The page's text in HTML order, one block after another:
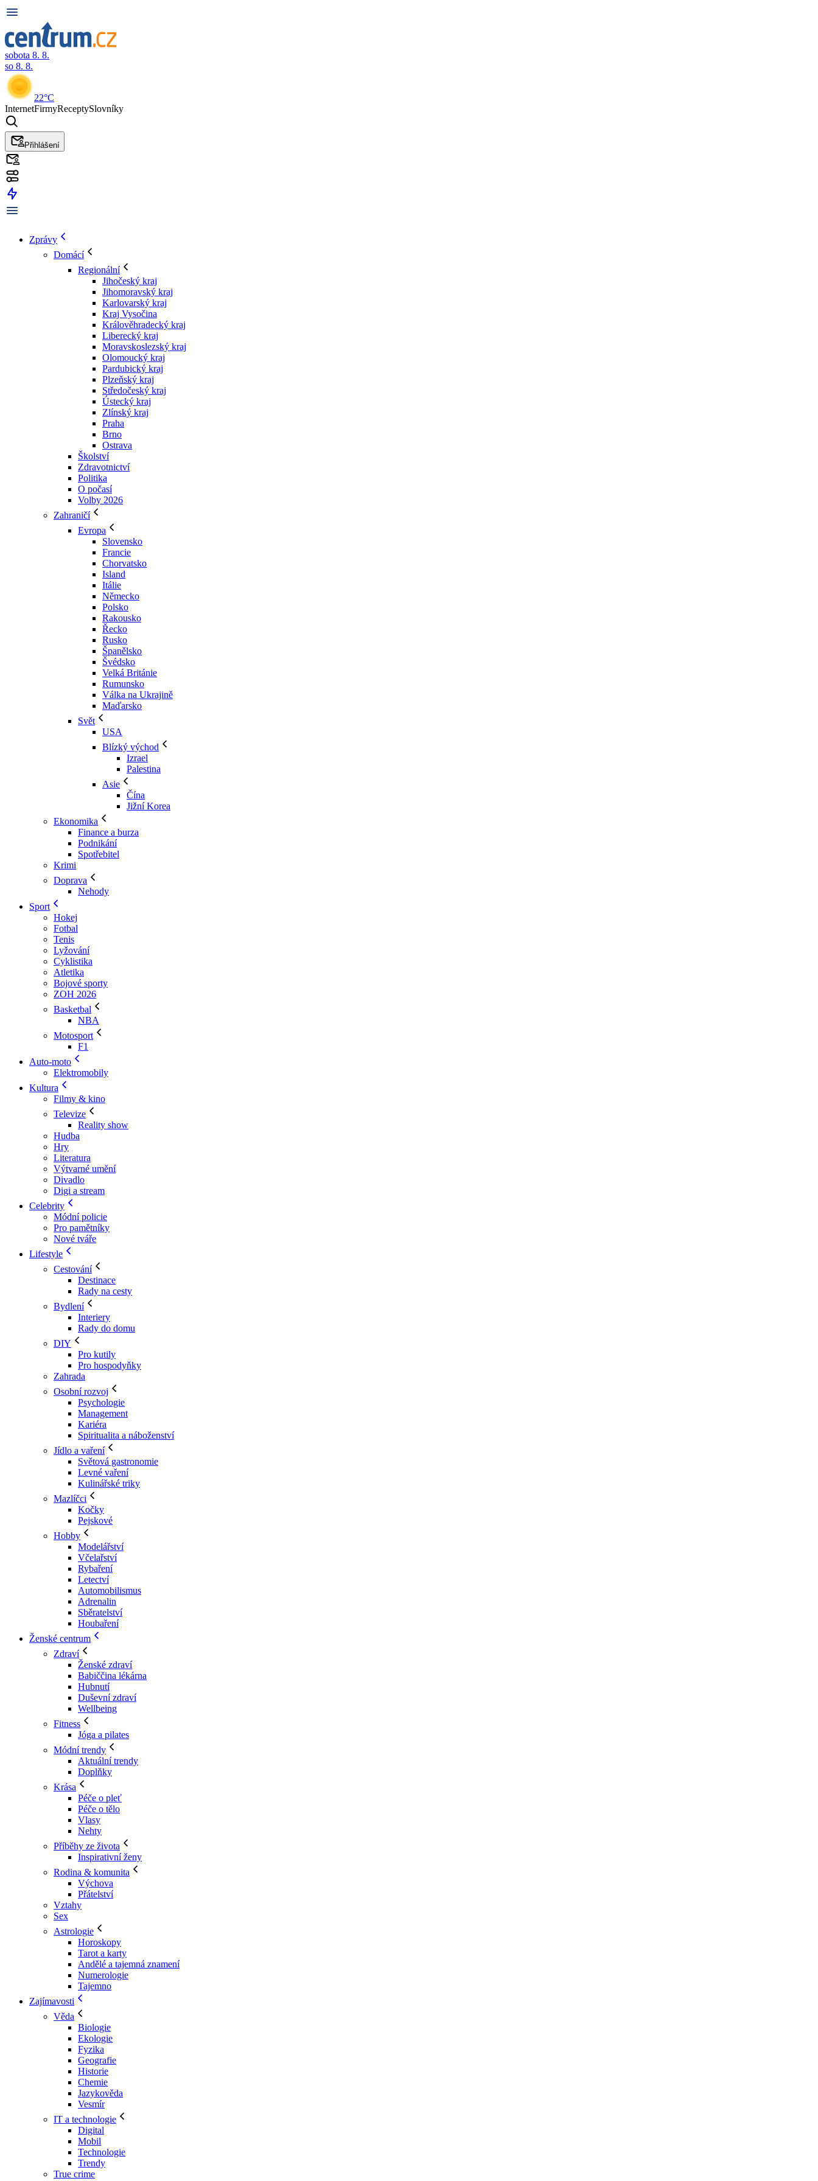
sobota 8. 8.
so 8. 8.
22°C
InternetFirmyReceptySlovníky
Přihlášení
Zprávy
Domácí
Regionální
Jihočeský kraj
Jihomoravský kraj
Karlovarský kraj
Kraj Vysočina
Králověhradecký kraj
Liberecký kraj
Moravskoslezský kraj
Olomoucký kraj
Pardubický kraj
Plzeňský kraj
Středočeský kraj
Ústecký kraj
Zlínský kraj
Praha
Brno
Ostrava
Školství
Zdravotnictví
Politika
O počasí
Volby 2026
Zahraničí
Evropa
Slovensko
Francie
Chorvatsko
Island
Itálie
Německo
Polsko
Rakousko
Řecko
Rusko
Španělsko
Švédsko
Velká Británie
Rumunsko
Válka na Ukrajině
Maďarsko
Svět
USA
Blízký východ
Izrael
Palestina
Asie
Čína
Jižní Korea
Ekonomika
Finance a burza
Podnikání
Spotřebitel
Krimi
Doprava
Nehody
Sport
Hokej
Fotbal
Tenis
Lyžování
Cyklistika
Atletika
Bojové sporty
ZOH 2026
Basketbal
NBA
Motosport
F1
Auto-moto
Elektromobily
Kultura
Filmy & kino
Televize
Reality show
Hudba
Hry
Literatura
Výtvarné umění
Divadlo
Digi a stream
Celebrity
Módní policie
Pro pamětníky
Nové tváře
Lifestyle
Cestování
Destinace
Rady na cesty
Bydlení
Interiery
Rady do domu
DIY
Pro kutily
Pro hospodyňky
Zahrada
Osobní rozvoj
Psychologie
Management
Kariéra
Spiritualita a náboženství
Jídlo a vaření
Světová gastronomie
Levné vaření
Kulinářské triky
Mazlíčci
Kočky
Pejskové
Hobby
Modelářství
Včelařství
Rybaření
Letectví
Automobilismus
Adrenalin
Sběratelství
Houbaření
Ženské centrum
Zdraví
Ženské zdraví
Babiččina lékárna
Hubnutí
Duševní zdraví
Wellbeing
Fitness
Jóga a pilates
Módní trendy
Aktuální trendy
Doplňky
Krása
Péče o pleť
Péče o tělo
Vlasy
Nehty
Příběhy ze života
Inspirativní ženy
Rodina & komunita
Výchova
Přátelství
Vztahy
Sex
Astrologie
Horoskopy
Tarot a karty
Andělé a tajemná znamení
Numerologie
Tajemno
Zajímavosti
Věda
Biologie
Ekologie
Fyzika
Geografie
Historie
Chemie
Jazykověda
Vesmír
IT a technologie
Digital
Mobil
Technologie
Trendy
True crime